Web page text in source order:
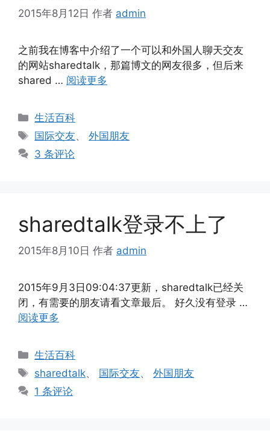
2015年8月12日 作者 admin
之前我在博客中介绍了一个可以和外国人聊天交友
的网站sharedtalk，那篇博文的网友很多，但后来
shared … 阅读更多
分
类
生活百科
标
签
国际交友、外国朋友
3 条评论
sharedtalk登录不上了
2015年8月10日 作者 admin
2015年9月3日09:04:37更新，sharedtalk已经关
闭，有需要的朋友请看文章最后。 好久没有登录 …
阅读更多
分
类
生活百科
标
签
sharedtalk、 国际交友、外国朋友
1 条评论